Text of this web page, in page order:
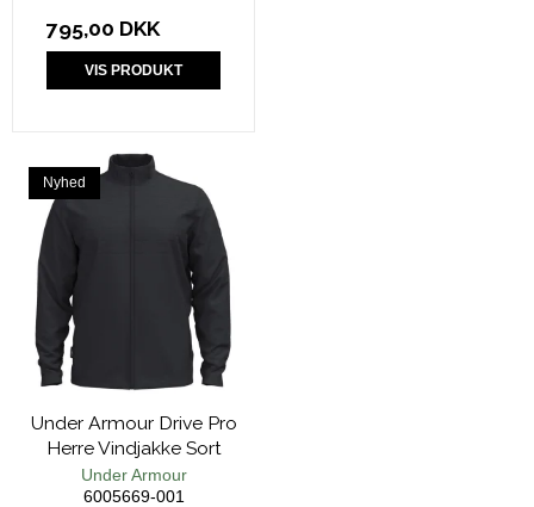
795,00 DKK
VIS PRODUKT
Nyhed
Under Armour Drive Pro
Herre Vindjakke Sort
Under Armour
6005669-001